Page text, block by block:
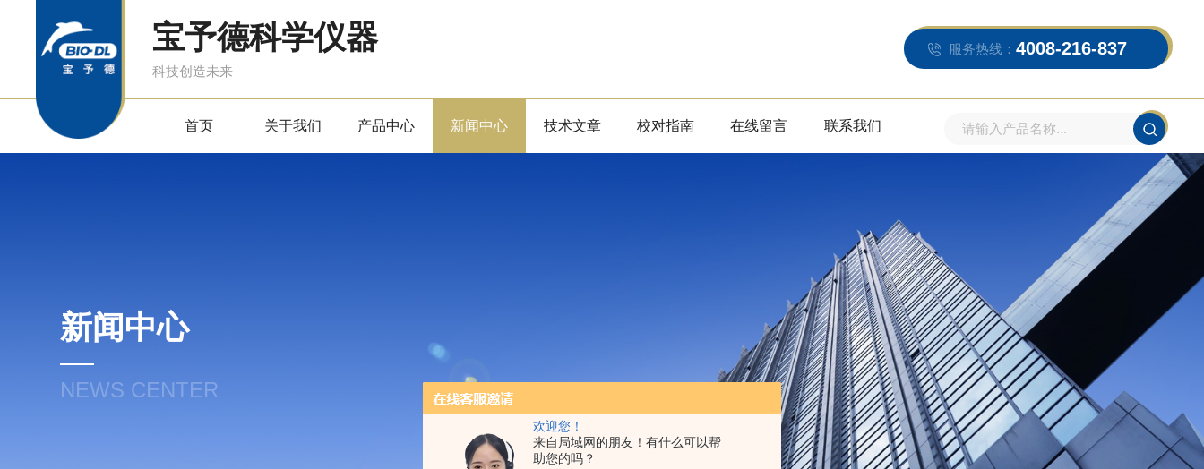
欢迎您！
来自局域网的朋友！有什么可以帮
助您的吗？
宝予德科学仪器
科技创造未来
服务热线： 4008-216-837
首页 关于我们 产品中心 新闻中心 技术文章 校对指南 在线留言 联系我们
新闻中心
NEWS CENTER